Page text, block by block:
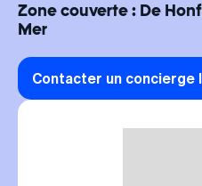
Zone couverte : De
Mer
Contacter un concierge